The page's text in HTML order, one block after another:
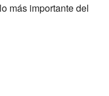
más importante del